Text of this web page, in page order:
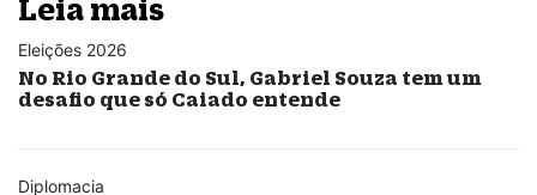
Leia mais
Eleições 2026
No Rio Grande do Sul, Gabriel Souza tem um
desafio que só Caiado entende
Diplomacia